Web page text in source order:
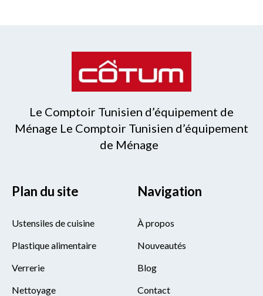
Le Comptoir Tunisien d’équipement de
Ménage Le Comptoir Tunisien d’équipement
de Ménage
Plan du site
Ustensiles de cuisine
Plastique alimentaire
Verrerie
Nettoyage
Navigation
À propos
Nouveautés
Blog
Contact